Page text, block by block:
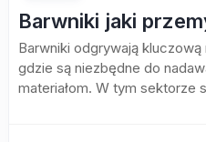
Barwniki jaki
Barwniki odgrywają
gdzie są niezbędne do
materiałom. W tym sektorze